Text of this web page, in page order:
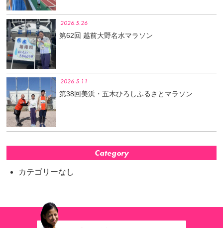
2026.5.26
第62回 越前大野名水マラソン
2026.5.11
第38回美浜・五木ひろしふるさとマラソン
Category
カテゴリーなし